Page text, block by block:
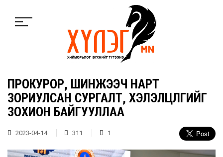
ПРОКУРОР, ШИНЖЭЭЧ НАРТ
ЗОРИУЛСАН СУРГАЛТ, ХЭЛЭЛЦҮҮЛГИЙГ
ЗОХИОН БАЙГУУЛЛАА
2023-04-14 311 1